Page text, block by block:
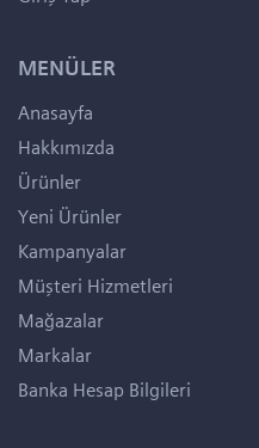
MENÜLER
Anasayfa
Hakkımızda
Ürünler
Yeni Ürünler
Kampanyalar
Müşteri Hizmetleri
Mağazalar
Markalar
Banka Hesap Bilgileri